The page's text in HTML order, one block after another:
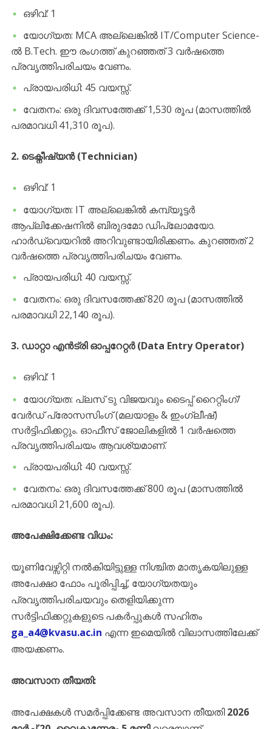
​ഒഴിവ്: 1
​യോഗ്യത: MCA അല്ലെങ്കിൽ IT/Computer Science-
ൽ B.Tech. ഈ രംഗത്ത് കുറഞ്ഞത് 3 വർഷത്തെ
പ്രവൃത്തിപരിചയം വേണം.
​പ്രായപരിധി: 45 വയസ്സ്.
​വേതനം: ഒരു ദിവസത്തേക്ക് 1,530 രൂപ (മാസത്തിൽ
പരമാവധി 41,310 രൂപ).
2. ടെക്നീഷ്യൻ (Technician)
​ഒഴിവ്: 1
​യോഗ്യത: IT അല്ലെങ്കിൽ കമ്പ്യൂട്ടർ
ആപ്ലിക്കേഷനിൽ ബിരുദമോ ഡിപ്ലോമയോ.
ഹാർഡ്‌വെയറിൽ അറിവുണ്ടായിരിക്കണം. കുറഞ്ഞത് 2
വർഷത്തെ പ്രവൃത്തിപരിചയം വേണം.
​പ്രായപരിധി: 40 വയസ്സ്.
​വേതനം: ഒരു ദിവസത്തേക്ക് 820 രൂപ (മാസത്തിൽ
പരമാവധി 22,140 രൂപ).
3. ഡാറ്റാ എൻട്രി ഓപ്പറേറ്റർ (Data Entry Operator)
​ഒഴിവ്: 1
​യോഗ്യത: പ്ലസ് ടു വിജയവും ടൈപ്പ് റൈറ്റിംഗ്/
വേർഡ് പ്രോസസിംഗ് (മലയാളം & ഇംഗ്ലീഷ്)
സർട്ടിഫിക്കറ്റും. ഓഫീസ്‌ ജോലികളിൽ 1 വർഷത്തെ
പ്രവൃത്തിപരിചയം ആവശ്യമാണ്.
​പ്രായപരിധി: 40 വയസ്സ്.
​വേതനം: ഒരു ദിവസത്തേക്ക് 800 രൂപ (മാസത്തിൽ
പരമാവധി 21,600 രൂപ).
അപേക്ഷിക്കേണ്ട വിധം:
യൂണിവേഴ്സിറ്റി നൽകിയിട്ടുള്ള നിശ്ചിത മാതൃകയിലുള്ള
അപേക്ഷാ ഫോം പൂരിപ്പിച്ച്, യോഗ്യതയും
പ്രവൃത്തിപരിചയവും തെളിയിക്കുന്ന
സർട്ടിഫിക്കറ്റുകളുടെ പകർപ്പുകൾ സഹിതം
ga_a4@kvasu.ac.in എന്ന ഇമെയിൽ വിലാസത്തിലേക്ക്
അയക്കണം.
അവസാന തീയതി:
അപേക്ഷകൾ സമർപ്പിക്കേണ്ട അവസാന തീയതി2026